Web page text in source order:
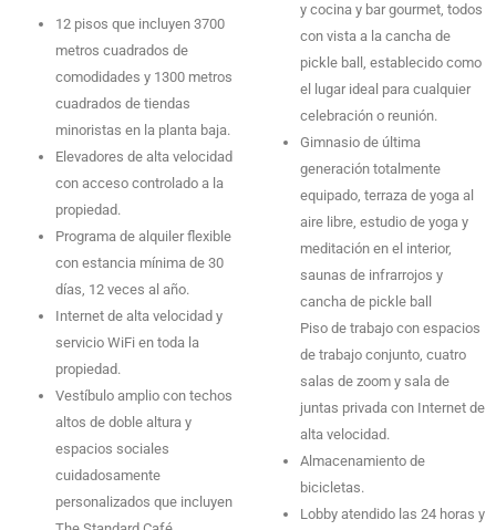
12 pisos que incluyen 3700
metros cuadrados de
comodidades y 1300 metros
cuadrados de tiendas
minoristas en la planta baja.
Elevadores de alta velocidad
con acceso controlado a la
propiedad.
Programa de alquiler flexible
con estancia mínima de 30
días, 12 veces al año.
Internet de alta velocidad y
servicio WiFi en toda la
propiedad.
Vestíbulo amplio con techos
altos de doble altura y
espacios sociales
cuidadosamente
personalizados que incluyen
y cocina y bar gourmet, todos
con vista a la cancha de
pickle ball, establecido como
el lugar ideal para cualquier
celebración o reunión.
Gimnasio de última
generación totalmente
equipado, terraza de yoga al
aire libre, estudio de yoga y
meditación en el interior,
saunas de infrarrojos y
cancha de pickle ball
Piso de trabajo con espacios
de trabajo conjunto, cuatro
salas de zoom y sala de
juntas privada con Internet de
alta velocidad.
Almacenamiento de
bicicletas.
Lobby atendido las 24 horas y